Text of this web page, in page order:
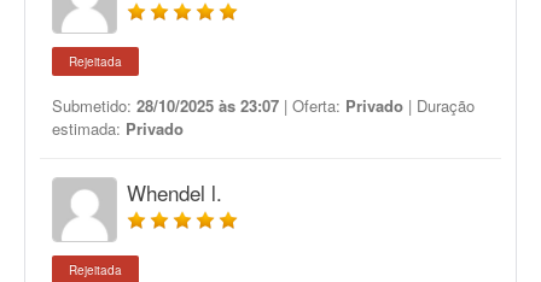
Rejeitada
Submetido: 28/10/2025 às 23:07 | Oferta: Privado | Duração
estimada: Privado
Whendel l.
Rejeitada